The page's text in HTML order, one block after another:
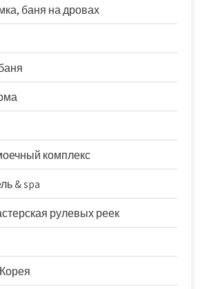
баня на дровах
комплекс
& spa
рулевых реек